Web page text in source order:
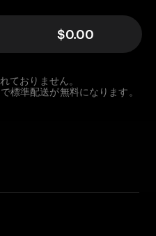
$0.00
ておりません。
標準配送が無料になります。